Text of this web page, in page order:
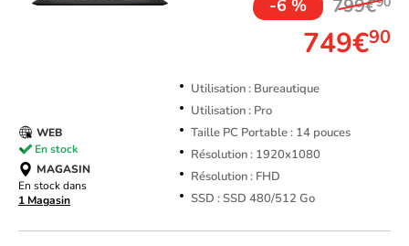
-6 % 799€
749€90
Utilisation : Bureautique
Utilisation : Pro
Taille PC Portable : 14 pouces
Résolution : 1920x1080
Résolution : FHD
SSD : SSD 480/512 Go
WEB
En stock
MAGASIN
En stock dans
1 Magasin